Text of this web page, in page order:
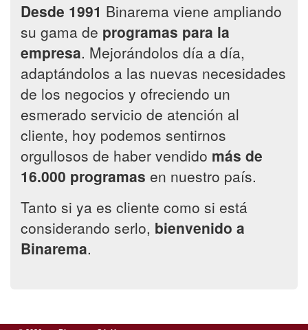
Desde 1991 Binarema viene ampliando
su gama de programas para la
empresa. Mejorándolos día a día,
adaptándolos a las nuevas necesidades
de los negocios y ofreciendo un
esmerado servicio de atención al
cliente, hoy podemos sentirnos
orgullosos de haber vendido más de
16.000 programas en nuestro país.
Tanto si ya es cliente como si está
considerando serlo, bienvenido a
Binarema.